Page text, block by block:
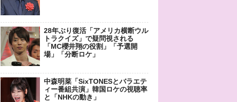
28年ぶり復活「アメリカ横断ウル
トラクイズ」で疑問視される
「MC櫻井翔の役割」「予選開
場」「分断ロケ」
中森明菜「SixTONESとバラエテ
ィー番組共演」韓国ロケの視聴率
と「NHKの動き」